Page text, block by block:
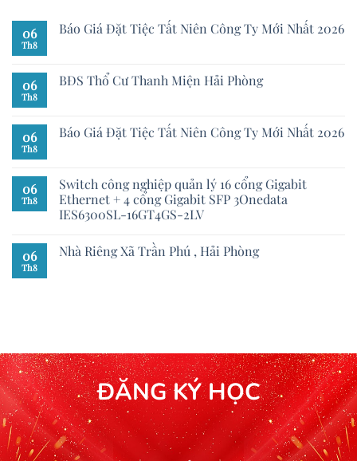
06
Th8
Báo Giá Đặt Tiệc Tất Niên Công Ty Mới Nhất 2026
06
Th8
BĐS Thổ Cư Thanh Miện Hải Phòng
06
Th8
Báo Giá Đặt Tiệc Tất Niên Công Ty Mới Nhất 2026
06
Th8
Switch công nghiệp quản lý 16 cổng Gigabit
Ethernet + 4 cổng Gigabit SFP 3Onedata
IES6300SL-16GT4GS-2LV
06
Th8
Nhà Riêng Xã Trần Phú , Hải Phòng
ĐĂNG KÝ HỌC